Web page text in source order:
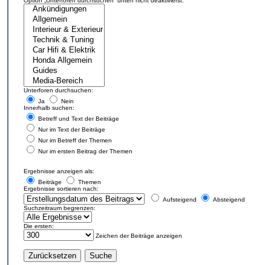
Unterforen durchsuchen:
Ja
Nein
Innerhalb suchen:
Betreff und Text der Beiträge
Nur im Text der Beiträge
Nur im Betreff der Themen
Nur im ersten Beitrag der Themen
Ergebnisse anzeigen als:
Beiträge
Themen
Ergebnisse sortieren nach:
Aufsteigend
Absteigend
Suchzeitraum begrenzen:
Die ersten:
Zeichen der Beiträge anzeigen